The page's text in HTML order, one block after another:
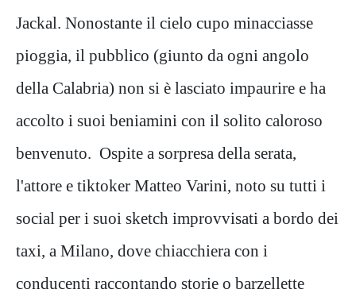
Jackal. Nonostante il cielo cupo minacciasse
pioggia, il pubblico (giunto da ogni angolo
della Calabria) non si è lasciato impaurire e ha
accolto i suoi beniamini con il solito caloroso
benvenuto. Ospite a sorpresa della serata,
l'attore e tiktoker Matteo Varini, noto su tutti i
social per i suoi sketch improvvisati a bordo dei
taxi, a Milano, dove chiacchiera con i
conducenti raccontando storie o barzellette